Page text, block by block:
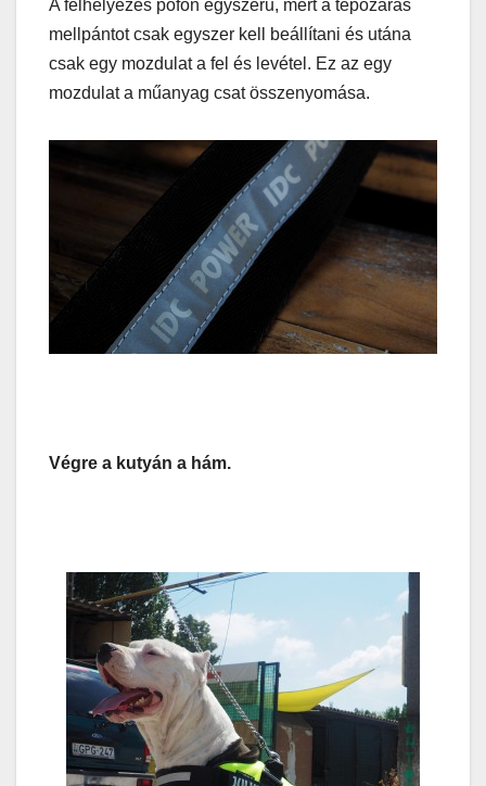
A felhelyezés pofon egyszerű, mert a tépőzáras
mellpántot csak egyszer kell beállítani és utána
csak egy mozdulat a fel és levétel. Ez az egy
mozdulat a műanyag csat összenyomása.
Végre a kutyán a hám.